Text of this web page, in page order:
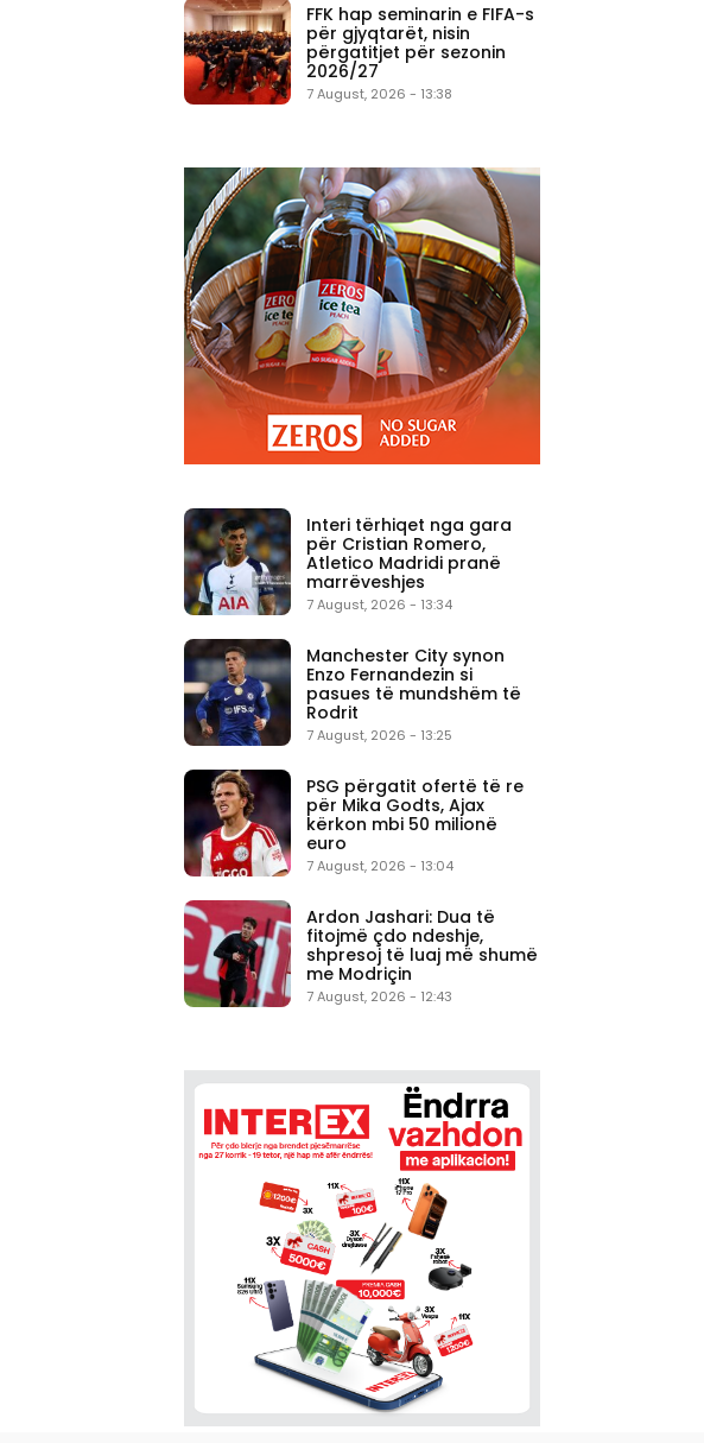
FFK hap seminarin e FIFA-s
për gjyqtarët, nisin
përgatitjet për sezonin
2026/27
7 August, 2026 - 13:38
Interi tërhiqet nga gara
për Cristian Romero,
Atletico Madridi pranë
marrëveshjes
7 August, 2026 - 13:34
Manchester City synon
Enzo Fernandezin si
pasues të mundshëm të
Rodrit
7 August, 2026 - 13:25
PSG përgatit ofertë të re
për Mika Godts, Ajax
kërkon mbi 50 milionë
euro
7 August, 2026 - 13:04
Ardon Jashari: Dua të
fitojmë çdo ndeshje,
shpresoj të luaj më shumë
me Modriçin
7 August, 2026 - 12:43